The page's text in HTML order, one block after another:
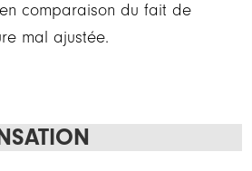
comparaison du fait de
mal ajustée.